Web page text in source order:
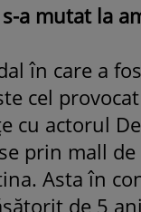
a mutat la
în care a
cel
cu actorul
prin mall de
Asta în
de 5